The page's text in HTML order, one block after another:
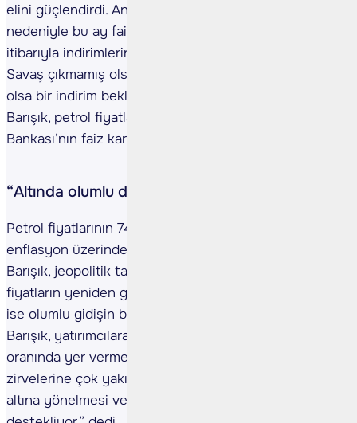
elini güçlendirdi. Ancak savaşın yarattığı belirsizlik
nedeniyle bu ay faiz indirimi beklemiyoruz. Temmuz
itibarıyla indirimlerin başlamasını öngörüyoruz.” dedi.
Savaş çıkmamış olsaydı, bu hafta için sembolik de
olsa bir indirim beklentisi olabileceğini belirten
Barışık, petrol fiyatlarındaki yükselişin Merkez
Bankası’nın faiz kararlarında etkili olacağını söyledi.
“Altında olumlu durum devam edecek”
Petrol fiyatlarının 74-75 dolar bandına yükselmesinin
enflasyon üzerindeki baskıyı artıracağını belirten
Barışık, jeopolitik tansiyonun düşmesi halinde
fiyatların yeniden gerileyeceğini öngördü. Altın da
ise olumlu gidişin bir süre daha süreceğini belirten
Barışık, yatırımcılara portföylerinde altına %15-20
oranında yer vermelerini önerdi: “Altın tarihi
zirvelerine çok yakın. Savaşlar, merkez bankalarının
altına yönelmesi ve enflasyon baskısı bu yükselişi